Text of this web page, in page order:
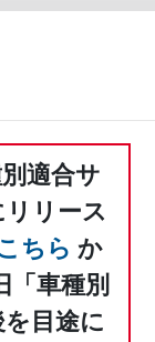
適合サ
リース
ちら か
「車種別
目途に